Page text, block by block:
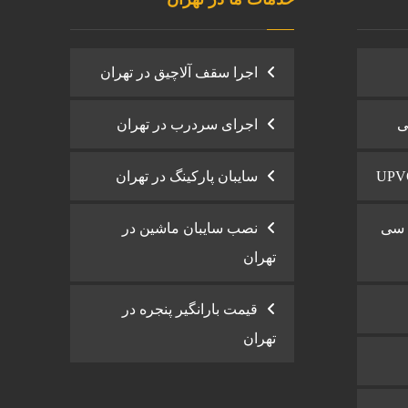
سی
اجرا سقف آلاچیق در تهران
اجرای سردرب در تهران
سایبان پارکینگ در تهران
نصب سایبان ماشین در
تهران
قیمت بارانگیر پنجره در
تهران